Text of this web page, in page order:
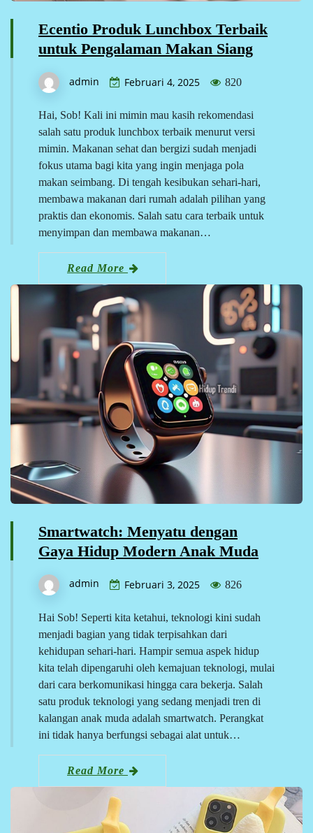
Ecentio Produk Lunchbox Terbaik
untuk Pengalaman Makan Siang
admin Februari 4, 2025 820
Hai, Sob! Kali ini mimin mau kasih rekomendasi
salah satu produk lunchbox terbaik menurut versi
mimin. Makanan sehat dan bergizi sudah menjadi
fokus utama bagi kita yang ingin menjaga pola
makan seimbang. Di tengah kesibukan sehari-hari,
membawa makanan dari rumah adalah pilihan yang
praktis dan ekonomis. Salah satu cara terbaik untuk
menyimpan dan membawa makanan…
Read More
Smartwatch: Menyatu dengan
Gaya Hidup Modern Anak Muda
admin Februari 3, 2025 826
Hai Sob! Seperti kita ketahui, teknologi kini sudah
menjadi bagian yang tidak terpisahkan dari
kehidupan sehari-hari. Hampir semua aspek hidup
kita telah dipengaruhi oleh kemajuan teknologi, mulai
dari cara berkomunikasi hingga cara bekerja. Salah
satu produk teknologi yang sedang menjadi tren di
kalangan anak muda adalah smartwatch. Perangkat
ini tidak hanya berfungsi sebagai alat untuk…
Read More